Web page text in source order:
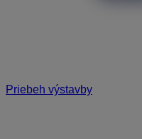
Priebeh výstavby